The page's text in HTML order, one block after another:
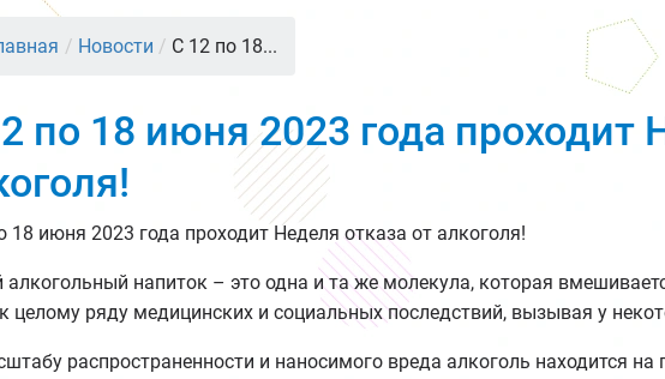
/ Новости / С 12 по 18...
по 18 июня 2023 года проходит
18 июня 2023 года проходит Неделя отказа от алкоголя!
напиток – это одна и та же молекула, которая
целому ряду медицинских и социальных последствий, вызывая у
распространенности и наносимого вреда алкоголь находится на